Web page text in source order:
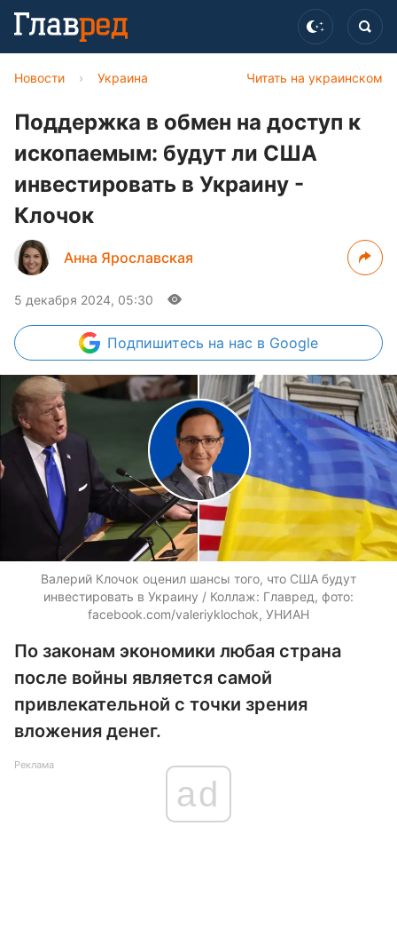
Читать на украинском
Новости › Украина
Поддержка в обмен на доступ к
ископаемым: будут ли США
инвестировать в Украину -
Клочок
Анна Ярославская
5 декабря 2024, 05:30
Подпишитесь на нас в Google
Валерий Клочок оценил шансы того, что США будут
инвестировать в Украину / Коллаж: Главред, фото:
facebook.com/valeriyklochok, УНИАН
По законам экономики любая страна
после войны является самой
привлекательной с точки зрения
вложения денег.
Реклама
ad